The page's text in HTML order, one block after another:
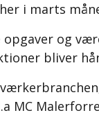
i marts
og
bliver
MC